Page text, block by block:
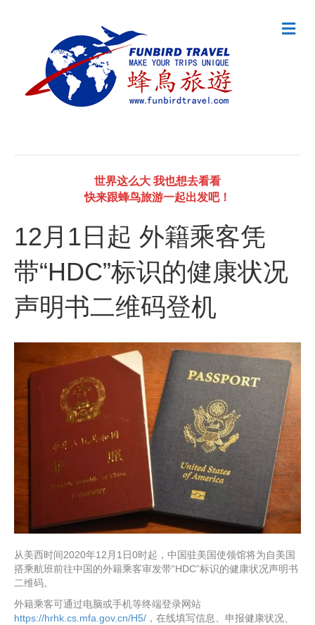
世界这么大 我也想去看看
快来跟蜂鸟旅游一起出发吧！
M
e
12月1日起 外籍乘客凭
带“HDC”标识的健康状况
声明书二维码登机
从美西时间2020年12月1日0时起，中国驻美国使领馆将为自美国
搭乘航班前往中国的外籍乘客审发带“HDC”标识的健康状况声明书
二维码。
外籍乘客可通过电脑或手机等终端登录网站
https://hrhk.cs.mfa.gov.cn/H5/ ，在线填写信息、申报健康状况、